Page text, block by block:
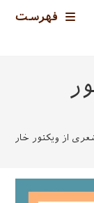
فهرست
از ویکتور خارا)